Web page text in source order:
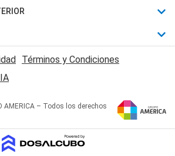
Términos y Condiciones
AMERICA – Todos los derechos